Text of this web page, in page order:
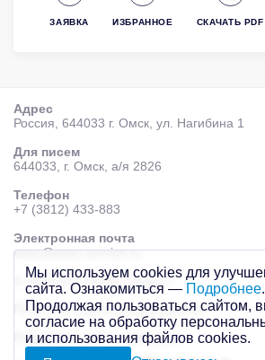
ЗАЯВКА ИЗБРАННОЕ СКАЧАТЬ PDF
Адрес
Россия, 644033 г. Омск, ул. Нагибина 1
Для писем
644033, г. Омск, а/я 2826
Телефон
+7 (3812) 433-883
Электронная почта
epac@epac-service.ru
© 2026 AО «ЭПАК-сервис»
Политика персональных данных
Разработка сайтаMahogany
Мы используем cookies для
сайта. Ознакомиться — Подробнее.
Продолжая пользоваться сайтом,
согласие на обработку
и использования файлов cookies.